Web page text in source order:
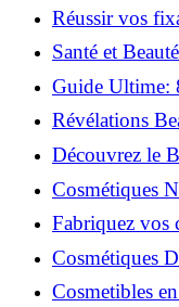
vertus du
Réussir vos
astuces
Santé et
Bien-être
Guide Ultime:
Bois Extérieurs!
Révélations
Thé Vert
Découvrez le
pour Votre
Cosmétiques
Beauté Éco-
Fabriquez vos
produits de
Cosmétiques
pour sublimer
Cosmetibles